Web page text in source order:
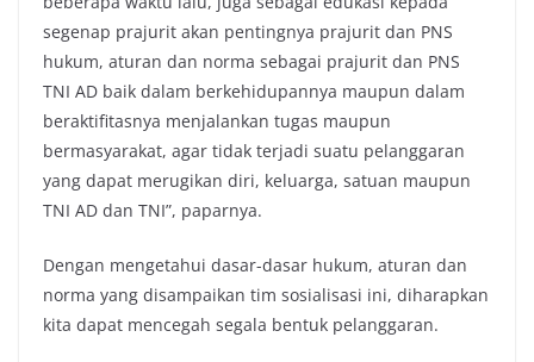
segenap prajurit akan pentingnya prajurit dan PNS
hukum, aturan dan norma sebagai prajurit dan PNS
TNI AD baik dalam berkehidupannya maupun dalam
beraktifitasnya menjalankan tugas maupun
bermasyarakat, agar tidak terjadi suatu pelanggaran
yang dapat merugikan diri, keluarga, satuan maupun
TNI AD dan TNI”, paparnya.
Dengan mengetahui dasar-dasar hukum, aturan dan
norma yang disampaikan tim sosialisasi ini, diharapkan
kita dapat mencegah segala bentuk pelanggaran.